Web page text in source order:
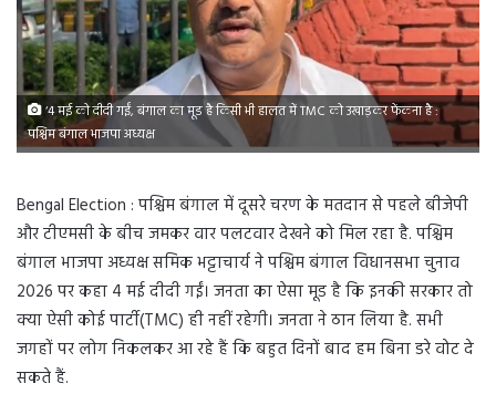
‘4 मई को दीदी गईं, बंगाल का मूड है किसी भी हालत में TMC को उखाड़कर फेंकना है :
पश्चिम बंगाल भाजपा अध्यक्ष
Bengal Election : पश्चिम बंगाल में दूसरे चरण के मतदान से पहले बीजेपी
और टीएमसी के बीच जमकर वार पलटवार देखने को मिल रहा है. पश्चिम
बंगाल भाजपा अध्यक्ष समिक भट्टाचार्य ने पश्चिम बंगाल विधानसभा चुनाव
2026 पर कहा 4 मई दीदी गईं। जनता का ऐसा मूड है कि इनकी सरकार तो
क्या ऐसी कोई पार्टी(TMC) ही नहीं रहेगी। जनता ने ठान लिया है. सभी
जगहों पर लोग निकलकर आ रहे हैं कि बहुत दिनों बाद हम बिना डरे वोट दे
सकते हैं.